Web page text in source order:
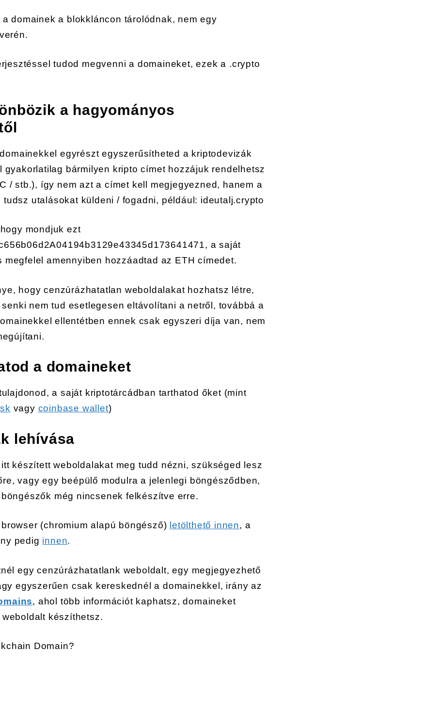
domainek a blokkláncon tárolódnak, nem egy
tudod megvenni a domaineket, ezek a .crypto
a hagyományos
egyrészt egyszerűsítheted a kriptodevizák
gyakorlatilag bármilyen kripto címet hozzájuk rendelhetsz
/ stb.), így nem azt a címet kell megjegyezned, hanem a
tudsz utalásokat küldeni / fogadni, például: ideutalj.crypto
mondjuk ezt
a saját
megfelel amennyiben hozzáadtad az ETH címedet.
hogy cenzúrázhatatlan weboldalakat hozhatsz létre,
nem tud esetlegesen eltávolítani a netről, továbbá a
ellentétben ennek csak egyszeri díja van, nem
a domaineket
a saját kriptotárcádban tarthatod őket (mint
vagy coinbase wallet)
lehívása
készített weboldalakat meg tudd nézni, szükséged lesz
vagy egy beépülő modulra a jelenlegi böngésződben,
még nincsenek felkészítve erre.
(chromium alapú böngésző) letölthető innen, a
pedig innen.
egy cenzúrázhatatlank weboldalt, egy megjegyezhető
egyszerűen csak kereskednél a domainekkel, irány az
, ahol több információt kaphatsz, domaineket
készíthetsz.